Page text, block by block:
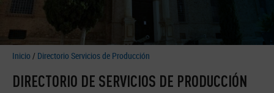
Inicio / Directorio Servicios de Producción
DIRECTORIO DE SERVICIOS DE PRODUCCIÓN